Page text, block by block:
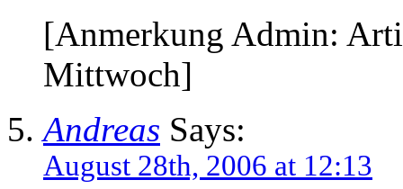
[Anmerkung Admin:
Mittwoch]
Andreas Says:
August 28th, 2006 at 12:13